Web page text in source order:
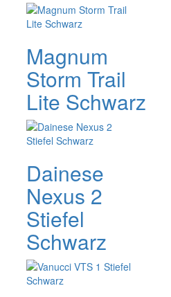
Magnum
Storm Trail
Lite Schwarz
Dainese
Nexus 2
Stiefel
Schwarz